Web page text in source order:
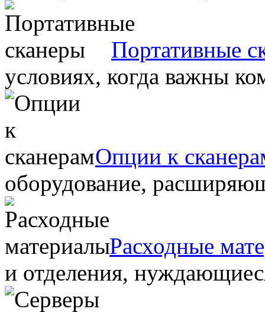
Портативные
условиях, когда важны
Опции к
оборудование,
Расходные
и отделения,